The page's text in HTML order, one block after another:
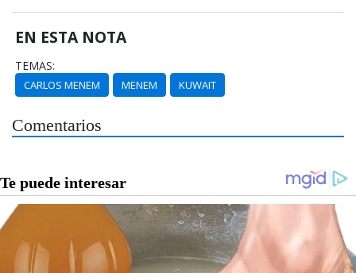
EN ESTA NOTA
TEMAS:
CARLOS MENEM MENEM KUWAIT
Comentarios